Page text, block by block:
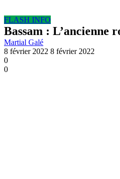
FLASH INFO
Bassam : L’ancienne
Martial Galé
8 février 2022 8 février 2022
0
0